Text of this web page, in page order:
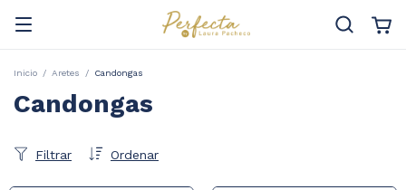
Inicio / Aretes / Candongas
Candongas
Ordenar
Filtrar